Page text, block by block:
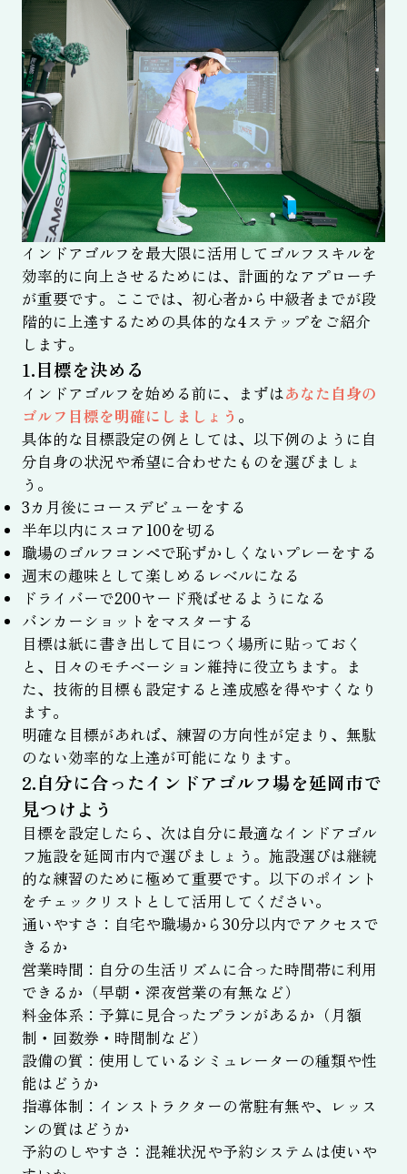
インドアゴルフを最大限に活用してゴルフスキルを
効率的に向上させるためには、計画的なアプローチ
が重要です。ここでは、初心者から中級者までが段
階的に上達するための具体的な4ステップをご紹介
します。
1.目標を決める
インドアゴルフを始める前に、まずはあなた自身の
ゴルフ目標を明確にしましょう 。
具体的な目標設定の例としては、以下例のように自
分自身の状況や希望に合わせたものを選びましょ
う。
3カ月後にコースデビューをする
半年以内にスコア100を切る
職場のゴルフコンペで恥ずかしくないプレーをする
週末の趣味として楽しめるレベルになる
ドライバーで200ヤード飛ばせるようになる
バンカーショットをマスターする
目標は紙に書き出して目につく場所に貼っておく
と、日々のモチベーション維持に役立ちます。ま
た、技術的目標も設定すると達成感を得やすくなり
ます。
明確な目標があれば、練習の方向性が定まり、無駄
のない効率的な上達が可能になります。
2.自分に合ったインドアゴルフ場を延岡市で
見つけよう
目標を設定したら、次は自分に最適なインドアゴル
フ施設を延岡市内で選びましょう。施設選びは継続
的な練習のために極めて重要です。以下のポイント
をチェックリストとして活用してください。
通いやすさ：自宅や職場から30分以内でアクセスで
きるか
営業時間：自分の生活リズムに合った時間帯に利用
できるか（早朝・深夜営業の有無など）
料金体系：予算に見合ったプランがあるか（月額
制・回数券・時間制など）
設備の質：使用しているシミュレーターの種類や性
能はどうか
指導体制：インストラクターの常駐有無や、レッス
ンの質はどうか
予約のしやすさ：混雑状況や予約システムは使いや